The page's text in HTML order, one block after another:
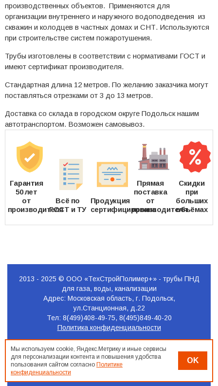
производственных объектов. Применяются для
организации внутреннего и наружного водоподведения из
скважин и колодцев в частных домах и СНТ. Используются
при строительстве систем пожаротушения.
Трубы изготовлены в соответствии с нормативами ГОСТ и
имеют сертификат производителя.
Стандартная длина 12 метров. По желанию заказчика могут
поставляться отрезками от 3 до 13 метров.
Доставка со склада в городском округе Подольск нашим
автотранспортом. Возможен самовывоз.
Гарантия
50 лет
от
производителя
Всё по
ГОСТ и ТУ
Продукция
сертифицирована
Прямая
поставка
от
производителя
Скидки
при
больших
объёмах
2013 - 2025 © ООО «ТехСтройПолимер+» - трубы ПНД
для газа, воды, канализации
Адрес: Московская область, г. Подольск,
ул.Станционная, д.22
Тел: 8(499)408-49-75, 8(495)849-40-20
Политика конфиденциальности
Продвижение
сайта
Seo-
Мы используем cookie, Яндекс.Метрику и иные сервисы
для персонализации контента и повышения удобства
пользования сайтом согласно Политике
конфиденциальности
OK